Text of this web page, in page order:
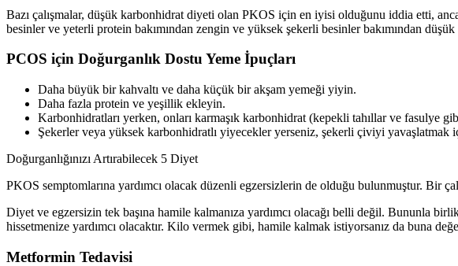
Bazı çalışmalar, düşük karbonhidrat diyeti olan PKOS için en iyisi olduğunu iddia etti,
besinler ve yeterli protein bakımından zengin ve yüksek şekerli besinler bakımından
PCOS için Doğurganlık Dostu Yeme İpuçları
Daha büyük bir kahvaltı ve daha küçük bir akşam yemeği yiyin.
Daha fazla protein ve yeşillik ekleyin.
Karbonhidratları yerken, onları karmaşık karbonhidrat (kepekli tahıllar ve fasulye
Şekerler veya yüksek karbonhidratlı yiyecekler yerseniz, şekerli çiviyi yavaşlatmak
Doğurganlığınızı Artırabilecek 5 Diyet
PKOS semptomlarına yardımcı olacak düzenli egzersizlerin de olduğu bulunmuştur. Bir
Diyet ve egzersizin tek başına hamile kalmanıza yardımcı olacağı belli değil. Bununla
hissetmenize yardımcı olacaktır. Kilo vermek gibi, hamile kalmak istiyorsanız da buna
Metformin Tedavisi